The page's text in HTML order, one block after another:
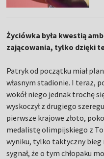
Życiówka była kwestią
zającowania, tylko dzięki
Patryk od początku miał
własnym stadionie. I teraz,
wokół niego jednak trochę
wyskoczył z drugiego
pierwsze krajowe złoto,
medalistę olimpijskiego z
wyniku, tylko taktyczny bieg
sygnał, że o tym chłopaku